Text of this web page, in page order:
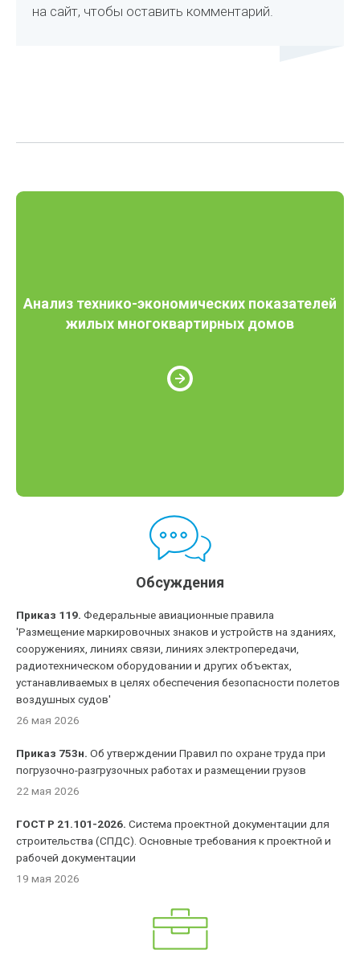
на сайт, чтобы оставить комментарий.
Анализ технико-экономических показателей
жилых многоквартирных домов
Обсуждения
Приказ 119. Федеральные авиационные правила
'Размещение маркировочных знаков и устройств на зданиях,
сооружениях, линиях связи, линиях электропередачи,
радиотехническом оборудовании и других объектах,
устанавливаемых в целях обеспечения безопасности полетов
воздушных судов'
26 мая 2026
Приказ 753н. Об утверждении Правил по охране труда при
погрузочно-разгрузочных работах и размещении грузов
22 мая 2026
ГОСТ Р 21.101-2026. Система проектной документации для
строительства (СПДС). Основные требования к проектной и
рабочей документации
19 мая 2026